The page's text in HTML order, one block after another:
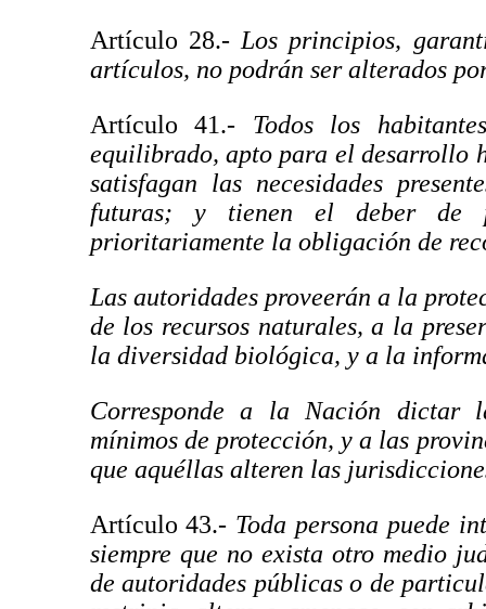
Artículo 28.- Los principios,
artículos, no podrán ser alterados
Artículo 41.- Todos los
equilibrado, apto para el desarrollo
satisfagan las necesidades
futuras; y tienen el deber de
prioritariamente la obligación de
Las autoridades proveerán a la
de los recursos naturales, a la
la diversidad biológica, y a la
Corresponde a la Nación dictar
mínimos de protección, y a las
que aquéllas alteren las
Artículo 43.- Toda persona puede
siempre que no exista otro medio
de autoridades públicas o de